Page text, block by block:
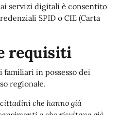
servizi digitali è consentito
SPID o CIE (Carta
requisiti
in possesso dei
regionale.
che hanno già